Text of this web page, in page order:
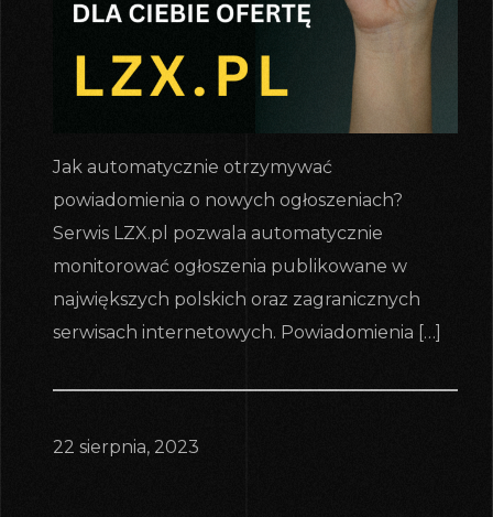
Jak automatycznie otrzymywać
powiadomienia o nowych ogłoszeniach?
Serwis LZX.pl pozwala automatycznie
monitorować ogłoszenia publikowane w
największych polskich oraz zagranicznych
serwisach internetowych. Powiadomienia […]
22 sierpnia, 2023